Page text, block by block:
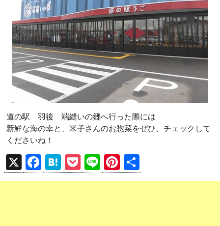
道の駅 羽後 端縫いの郷へ行った際には
新鮮な海の幸と、米子さんのお惣菜をぜひ、チェックして
くださいね！
X
F
a
H
at
P
o
Li
n
Pi
nt 有